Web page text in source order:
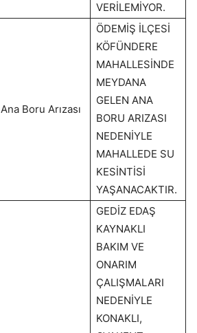
VERİLEMİYOR.
Ana Boru Arızası
ÖDEMİŞ İLÇESİ
KÖFÜNDERE
MAHALLESİNDE
MEYDANA
GELEN ANA
BORU ARIZASI
NEDENİYLE
MAHALLEDE SU
KESİNTİSİ
YAŞANACAKTIR.
GEDİZ EDAŞ
KAYNAKLI
BAKIM VE
ONARIM
ÇALIŞMALARI
NEDENİYLE
KONAKLI,